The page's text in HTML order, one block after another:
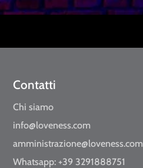
Contatti
Chi siamo
info@loveness.com
amministrazione@loveness.com
Whatsapp: +39 3291888751